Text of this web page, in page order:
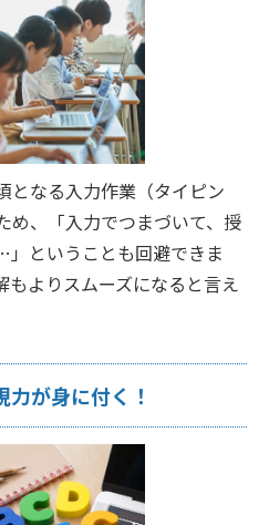
となる入力作業（タイピン
め、「入力でつまづいて、授
ということも回避できま
もよりスムーズになると言え
力が身に付く！